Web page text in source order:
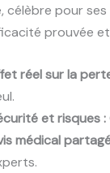
célèbre pour
prouvée
réel sur la
et risques :
médical